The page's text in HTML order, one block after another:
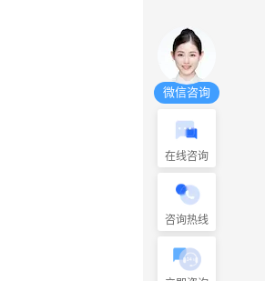
微信咨询
在线咨询
咨询热线